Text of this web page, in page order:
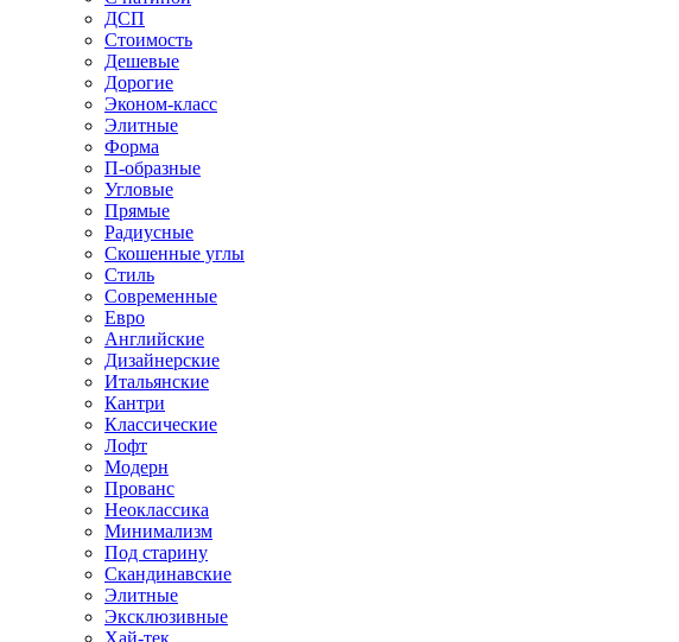
ДСП
Стоимость
Дешевые
Дорогие
Эконом-класс
Элитные
Форма
П-образные
Угловые
Прямые
Радиусные
Скошенные углы
Стиль
Современные
Евро
Английские
Дизайнерские
Итальянские
Кантри
Классические
Лофт
Модерн
Прованс
Неоклассика
Минимализм
Под старину
Скандинавские
Элитные
Эксклюзивные
Хай-тек